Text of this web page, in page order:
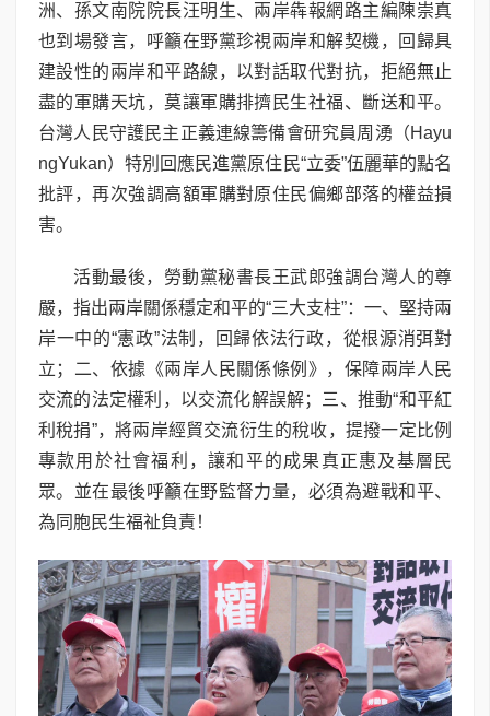
洲、孫文南院院長汪明生、兩岸犇報網路主編陳崇真
也到場發言，呼籲在野黨珍視兩岸和解契機，回歸具
建設性的兩岸和平路線，以對話取代對抗，拒絕無止
盡的軍購天坑，莫讓軍購排擠民生社福、斷送和平。
台灣人民守護民主正義連線籌備會研究員周湧（Hayu
ngYukan）特別回應民進黨原住民“立委”伍麗華的點名
批評，再次強調高額軍購對原住民偏鄉部落的權益損
害。
活動最後，勞動黨秘書長王武郎強調台灣人的尊
嚴，指出兩岸關係穩定和平的“三大支柱”：一、堅持兩
岸一中的“憲政”法制，回歸依法行政，從根源消弭對
立；二、依據《兩岸人民關係條例》，保障兩岸人民
交流的法定權利，以交流化解誤解；三、推動“和平紅
利稅捐”，將兩岸經貿交流衍生的稅收，提撥一定比例
專款用於社會福利，讓和平的成果真正惠及基層民
眾。並在最後呼籲在野監督力量，必須為避戰和平、
為同胞民生福祉負責！